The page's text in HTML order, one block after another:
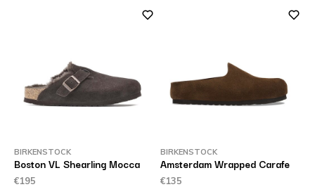
BIRKENSTOCK
Boston VL Shearling Mocca
€195
BIRKENSTOCK
Amsterdam Wrapped Carafe
€135